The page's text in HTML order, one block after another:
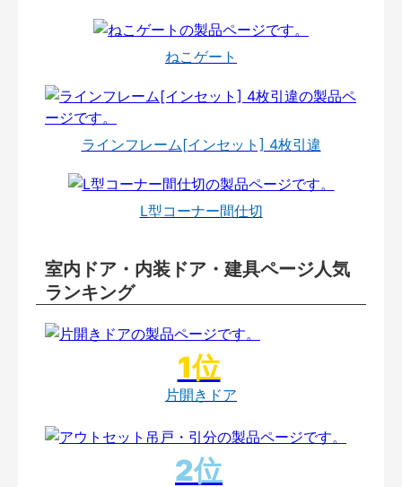
ねこゲート
ラインフレーム[インセット] 4枚引違
L型コーナー間仕切
室内ドア・内装ドア・建具ページ人気
ランキング
片開きドア